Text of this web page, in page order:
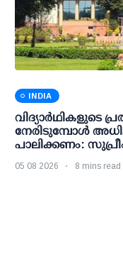
INDIA
വിദ്യാര്‍ഥികളുടെ
നേരിടുമ്പോള്‍
പാലിക്കണം:
05 08 2026 8 mins read